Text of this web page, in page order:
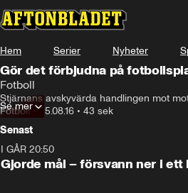
Hem Serier Nyheter
Gör det förbjudna på
Fotboll
Stjärnans avskyvärda handlingen mot
Fotboll•25.08.16 • 43 sek
Se mer
Senast
I GÅR 20:50
Gjorde mål – försvann ner i ett